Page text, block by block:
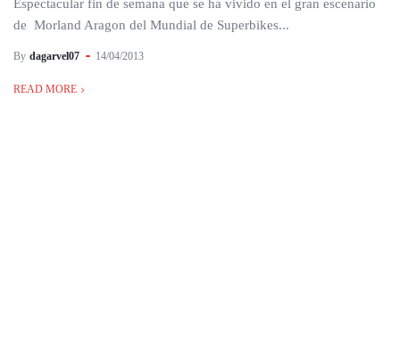
Espectacular fin de semana que se ha vivido en el gran escenario
de Morland Aragon del Mundial de Superbikes...
By dagarvel07 14/04/2013
READ MORE